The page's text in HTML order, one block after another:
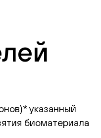
указанный
биоматериала